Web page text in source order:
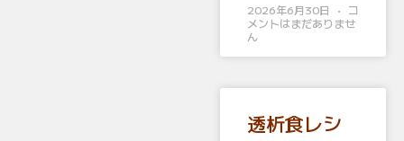
2026年6月30日
コ
メントはまだありませ
ん
透析食レシ